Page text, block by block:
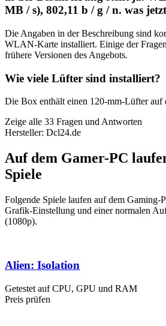
MB / s), 802,11 b / g / n. was
Die Angaben in der Beschreibung sind
WLAN-Karte installiert. Einige der
frühere Versionen des Angebots.
Wie viele Lüfter sind installiert?
Die Box enthält einen 120-mm-Lüfter auf
Zeige alle 33 Fragen und Antworten
Hersteller: Dcl24.de
Auf dem Gamer-PC
Spiele
Folgende Spiele laufen auf dem Gaming-
Grafik-Einstellung und einer normalen
(1080p).
Alien: Isolation
Getestet auf CPU, GPU und RAM
Preis prüfen